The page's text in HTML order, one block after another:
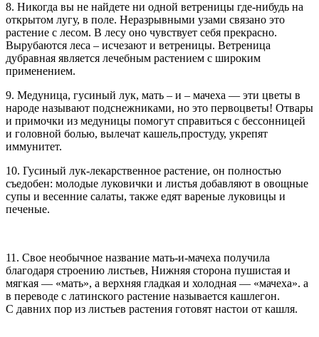
8. Никогда вы не найдете ни одной ветреницы где-нибудь на
открытом лугу, в поле. Неразрывными узами связано это
растение с лесом. В лесу оно чувствует себя прекрасно.
Вырубаются леса – исчезают и ветреницы. Ветреница
дубравная является лечебным растением с широким
применением.
9. Медуница, гусиный лук, мать – и – мачеха — эти цветы в
народе называют подснежниками, но это первоцветы! Отвары
и примочки из медуницы помогут справиться с бессонницей
и головной болью, вылечат кашель,простуду, укрепят
иммунитет.
10. Гусиный лук-лекарственное растение, он полностью
съедобен: молодые луковички и листья добавляют в овощные
супы и весенние салаты, также едят вареные луковицы и
печеные.
11. Свое необычное название мать-и-мачеха получила
благодаря строению листьев, Нижняя сторона пушистая и
мягкая — «мать», а верхняя гладкая и холодная — «мачеха». а
в переводе с латинского растение называется кашлегон.
С давних пор из листьев растения готовят настои от кашля.